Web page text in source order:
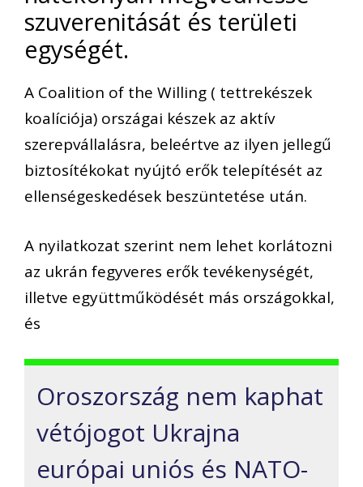
szuverenitását és területi
egységét.
A Coalition of the Willing ( tettrekészek
koalíciója) országai készek az aktív
szerepvállalásra, beleértve az ilyen jellegű
biztosítékokat nyújtó erők telepítését az
ellenségeskedések beszüntetése után.
A nyilatkozat szerint nem lehet korlátozni
az ukrán fegyveres erők tevékenységét,
illetve együttműködését más országokkal,
és
Oroszország nem kaphat
vétójogot Ukrajna
európai uniós és NATO-